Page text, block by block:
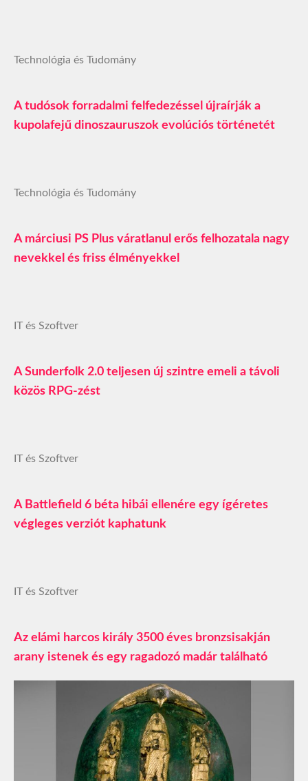
Technológia és Tudomány
A tudósok forradalmi felfedezéssel újraírják a
kupolafejű dinoszauruszok evolúciós történetét
Technológia és Tudomány
A márciusi PS Plus váratlanul erős felhozatala nagy
nevekkel és friss élményekkel
IT és Szoftver
A Sunderfolk 2.0 teljesen új szintre emeli a távoli
közös RPG‑zést
IT és Szoftver
A Battlefield 6 béta hibái ellenére egy ígéretes
végleges verziót kaphatunk
IT és Szoftver
Az elámi harcos király 3500 éves bronzsisakján
arany istenek és egy ragadozó madár található